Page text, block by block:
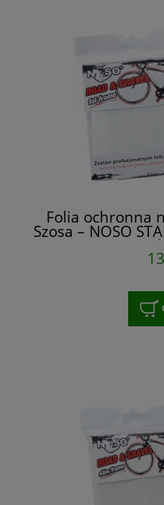
Folia ochronna
Szosa – NOSO